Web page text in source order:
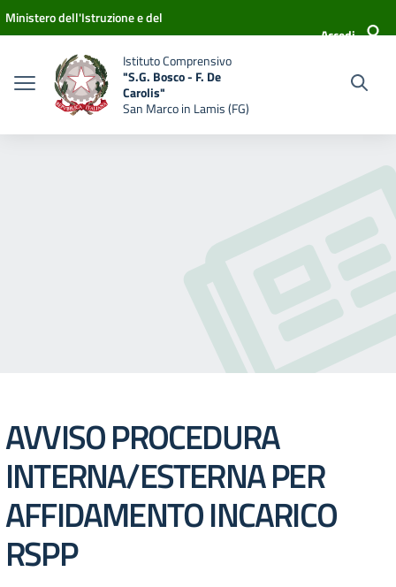
Vai ai contenuti
Vai al menu di navigazione
Vai al footer
Ministero dell'Istruzione e del
Accedi
Istituto Comprensivo
"S.G. Bosco - F. De
Carolis"
San Marco in Lamis (FG)
AVVISO PROCEDURA
INTERNA/ESTERNA PER
AFFIDAMENTO INCARICO
RSPP